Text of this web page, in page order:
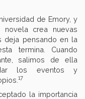
de Emory, y
crea nuevas
deja pensando en la
termina. Cuando
salimos de ella
los eventos y
17
la importancia